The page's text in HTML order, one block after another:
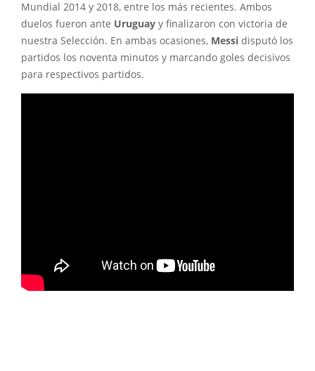
Mundial 2014 y 2018, entre los más recientes. Ambos
duelos fueron ante Uruguay y finalizaron con victoria de
nuestra Selección. En ambas ocasiones, Messi disputó los
partidos los noventa minutos y marcando goles decisivos
para respectivos partidos.